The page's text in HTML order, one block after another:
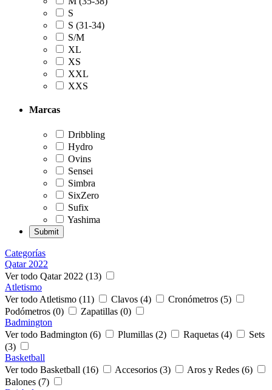
S
S (31-34)
S/M
XL
XS
XXL
XXS
Marcas
Dribbling
Hydro
Ovins
Sensei
Simbra
SixZero
Sufix
Yashima
Categorías
Qatar 2022
Ver todo Qatar 2022 (13)
Atletismo
Ver todo Atletismo (11)
Clavos (4)
Cronómetros (5)
Podómetros (0)
Zapatillas (0)
Badmington
Ver todo Badmington (6)
Plumillas (2) Raquetas (4)
Sets
(3)
Basketball
Ver todo Basketball (16)
Accesorios (3)
Aros y Redes (6)
Balones (7)